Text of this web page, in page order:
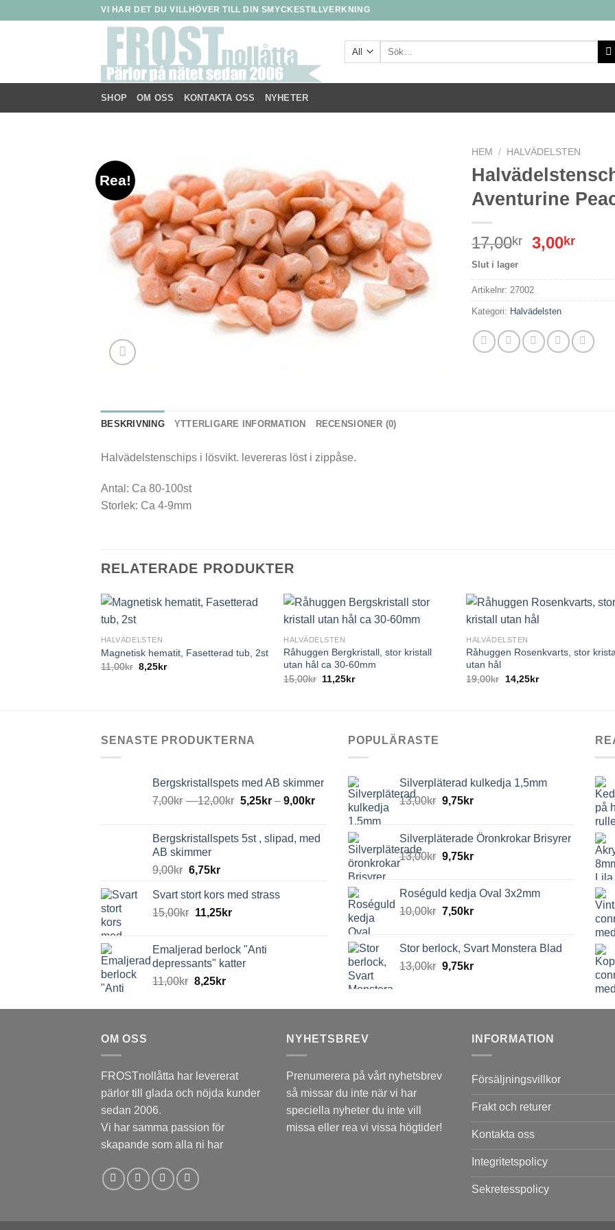
VI HAR DET DU VILLHÖVER TILL DIN SMYCKESTILLVERKNING
Sök
SHOP OM OSS KONTAKTA OSS NYHETER
Rea!
HEM / HALVÄDELSTEN
Aventurine
17,00kr
Det
priset
var:
17,00kr.
3,00krDet
Slut i lager
Artikelnr: 27002
Kategori: Halvädelsten
BESKRIVNING YTTERLIGARE INFORMATION RECENSIONER (0)
Halvädelstenschips i lösvikt. levereras löst i zippåse.
Antal: Ca 80-100st
Storlek: Ca 4-9mm
RELATERADE PRODUKTER
HALVÄDELSTEN
Magnetisk hematit, Fasetterad tub, 2st
11,00kr 8,25kr
+
HALVÄDELSTEN
Råhuggen Bergkristall, stor kristall
utan hål ca 30-60mm
15,00kr 11,25kr
+
HALVÄDELSTEN
Råhuggen Rosenkvarts, stor
utan hål
19,00kr 14,25kr
SENASTE PRODUKTERNA
Bergskristallspets med AB skimmer
7,00kr –12,00kr 5,25kr– 9,00kr
Bergskristallspets 5st , slipad, med
AB skimmer
9,00kr 6,75kr
Svart stort kors med strass
15,00kr 11,25kr
Emaljerad berlock "Anti
depressants" katter
11,00kr 8,25kr
POPULÄRASTE
Silverpläterad kulkedja 1,5mm
13,00kr 9,75kr
Silverpläterade Öronkrokar Brisyrer
13,00kr 9,75kr
Roséguld kedja Oval 3x2mm
10,00kr 7,50kr
Stor berlock, Svart Monstera Blad
13,00kr 9,75kr
OM OSS
FROSTnollåtta har levererat
pärlor till glada och nöjda kunder
sedan 2006.
Vi har samma passion för
skapande som alla ni har
NYHETSBREV
Prenumerera på vårt nyhetsbrev
så missar du inte när vi har
speciella nyheter du inte vill
missa eller rea vi vissa högtider!
INFORMATION
Försäljningsvillkor
Frakt och returer
Kontakta oss
Integritetspolicy
Sekretesspolicy